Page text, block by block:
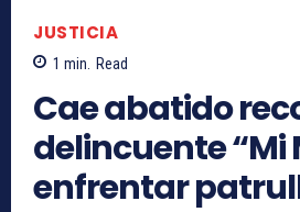
JUSTICIA
1 min. Read
Cae abatido
delincuente “Mi
enfrentar